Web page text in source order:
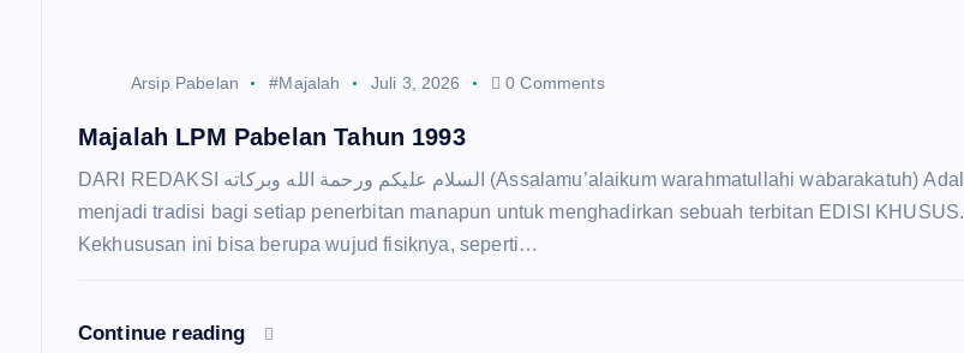
Arsip Pabelan #Majalah Juli 3, 2026 0 Comments
Majalah LPM Pabelan Tahun 1993
DARI REDAKSI السلام عليكم ورحمة الله وبركاته (Assalamu’alaikum warahmatullahi wabarakatuh) Adalah
menjadi tradisi bagi setiap penerbitan manapun untuk menghadirkan sebuah terbitan EDISI KHUSUS.
Kekhususan ini bisa berupa wujud fisiknya, seperti…
Continue reading